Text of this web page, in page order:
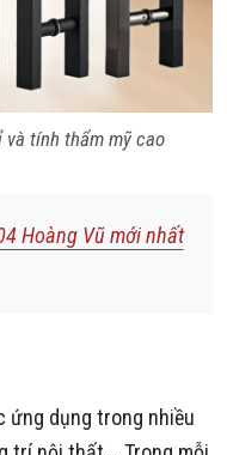
và tính thẩm mỹ cao
Hoàng Vũ mới nhất
ứng dụng trong nhiều